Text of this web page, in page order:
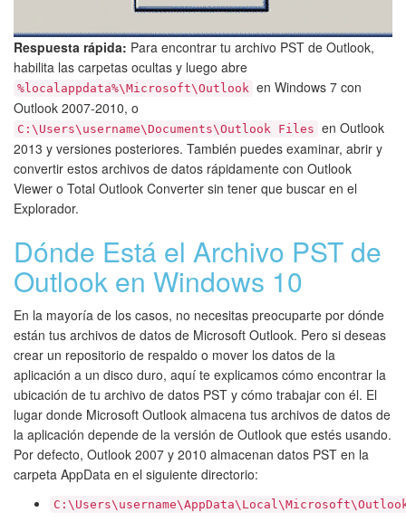
Respuesta rápida: Para encontrar tu archivo PST de Outlook,
habilita las carpetas ocultas y luego abre
%localappdata%\Microsoft\Outlook en Windows 7 con
Outlook 2007-2010, o
C:\Users\username\Documents\Outlook Files en Outlook
2013 y versiones posteriores. También puedes examinar, abrir y
convertir estos archivos de datos rápidamente con Outlook
Viewer o Total Outlook Converter sin tener que buscar en el
Explorador.
Dónde Está el Archivo PST de
Outlook en Windows 10
En la mayoría de los casos, no necesitas preocuparte por dónde
están tus archivos de datos de Microsoft Outlook. Pero si deseas
crear un repositorio de respaldo o mover los datos de la
aplicación a un disco duro, aquí te explicamos cómo encontrar la
ubicación de tu archivo de datos PST y cómo trabajar con él. El
lugar donde Microsoft Outlook almacena tus archivos de datos de
la aplicación depende de la versión de Outlook que estés usando.
Por defecto, Outlook 2007 y 2010 almacenan datos PST en la
carpeta AppData en el siguiente directorio: